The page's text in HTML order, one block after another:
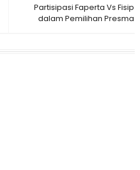
Partisipasi Faperta Vs Fisip
dalam Pemilihan Presma